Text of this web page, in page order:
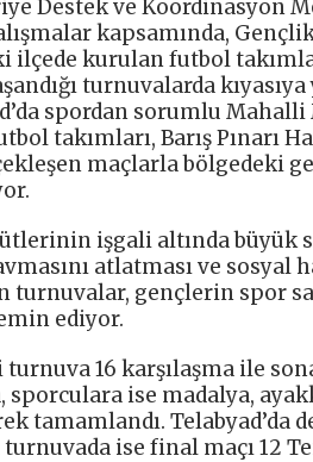
Destek ve Koordinasyon
kapsamında,
ilçede kurulan futbol
turnuvalarda kıyasıya
spordan sorumlu
takımları, Barış Pınarı
maçlarla bölgedeki
işgali altında büyük
atlatması ve sosyal
turnuvalar, gençlerin spor
ediyor.
16 karşılaşma ile
ise madalya,
tamamlandı. Telabyad’da
turnuvada ise final maçı 12